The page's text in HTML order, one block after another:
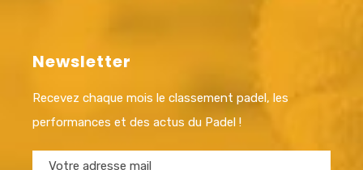
Newsletter
Recevez chaque mois le classement padel, les
performances et des actus du Padel !